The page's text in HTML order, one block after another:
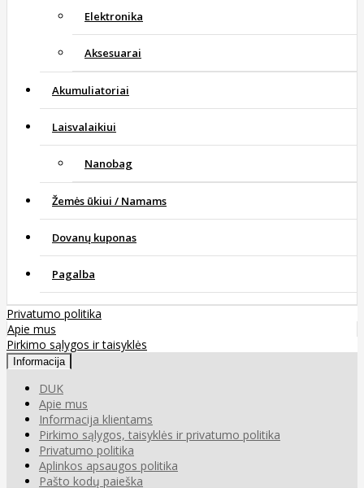
Elektronika
Aksesuarai
Akumuliatoriai
Laisvalaikiui
Nanobag
Žemės ūkiui / Namams
Dovanų kuponas
Pagalba
Privatumo politika
Apie mus
Pirkimo sąlygos ir taisyklės
Informacija
DUK
Apie mus
Informacija klientams
Pirkimo sąlygos, taisyklės ir privatumo politika
Privatumo politika
Aplinkos apsaugos politika
Pašto kodų paieška